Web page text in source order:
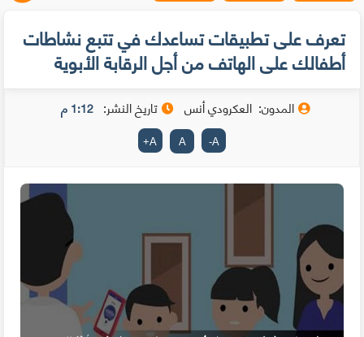
تعرف على تطبيقات تساعدك في تتبع نشاطات
أطفالك على الهاتف من أجل الرقابة الأبوية
المدون: العكرودي أنس تاريخ النشر: 1:12 م
A
-
A
A
+